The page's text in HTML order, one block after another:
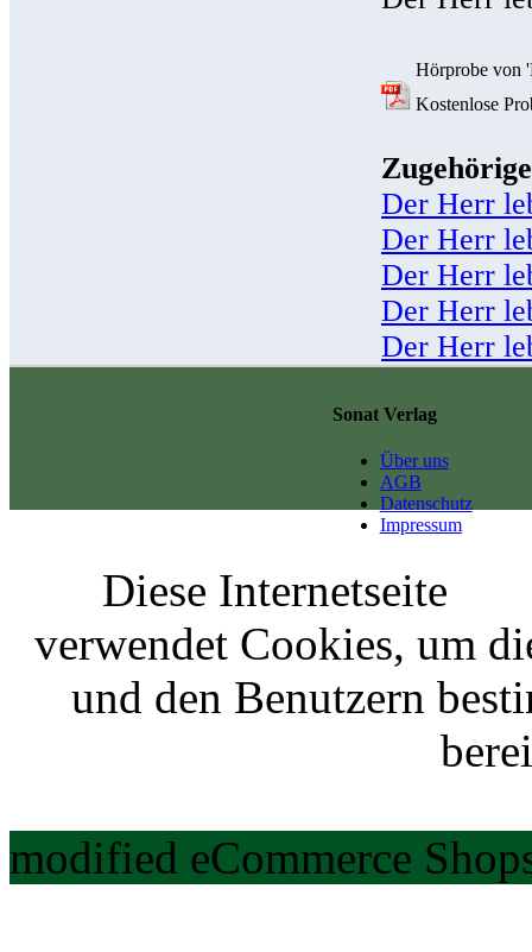
Hörprobe von
Kostenlose
Der Herr
Der Herr
Der Herr
Der Herr
Der Herr
Sonat Verlag
Über uns
AGB
Datenschutz
Impressum
Diese Internetseite
verwendet Cookies, um
und den Benutzern
modified eCommerce